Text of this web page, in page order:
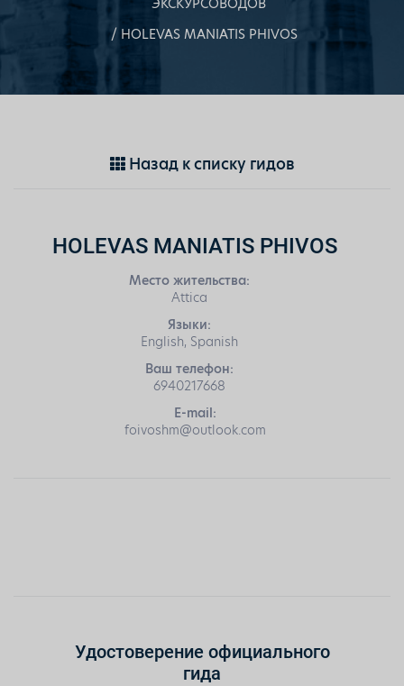
HOLEVAS MANIATIS PHIVOS
Назад к списку гидов
HOLEVAS MANIATIS PHIVOS
Место жительства:
Attica
Языки:
English, Spanish
Ваш телефон:
6940217668
E-mail:
foivoshm@outlook.com
Удостоверение официального
гида